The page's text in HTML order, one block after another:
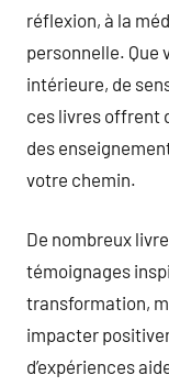
réflexion, à la
personnelle. Que
intérieure, de
ces livres offrent
des
votre chemin.
De nombreux
témoignages
transformation,
impacter
d’expériences